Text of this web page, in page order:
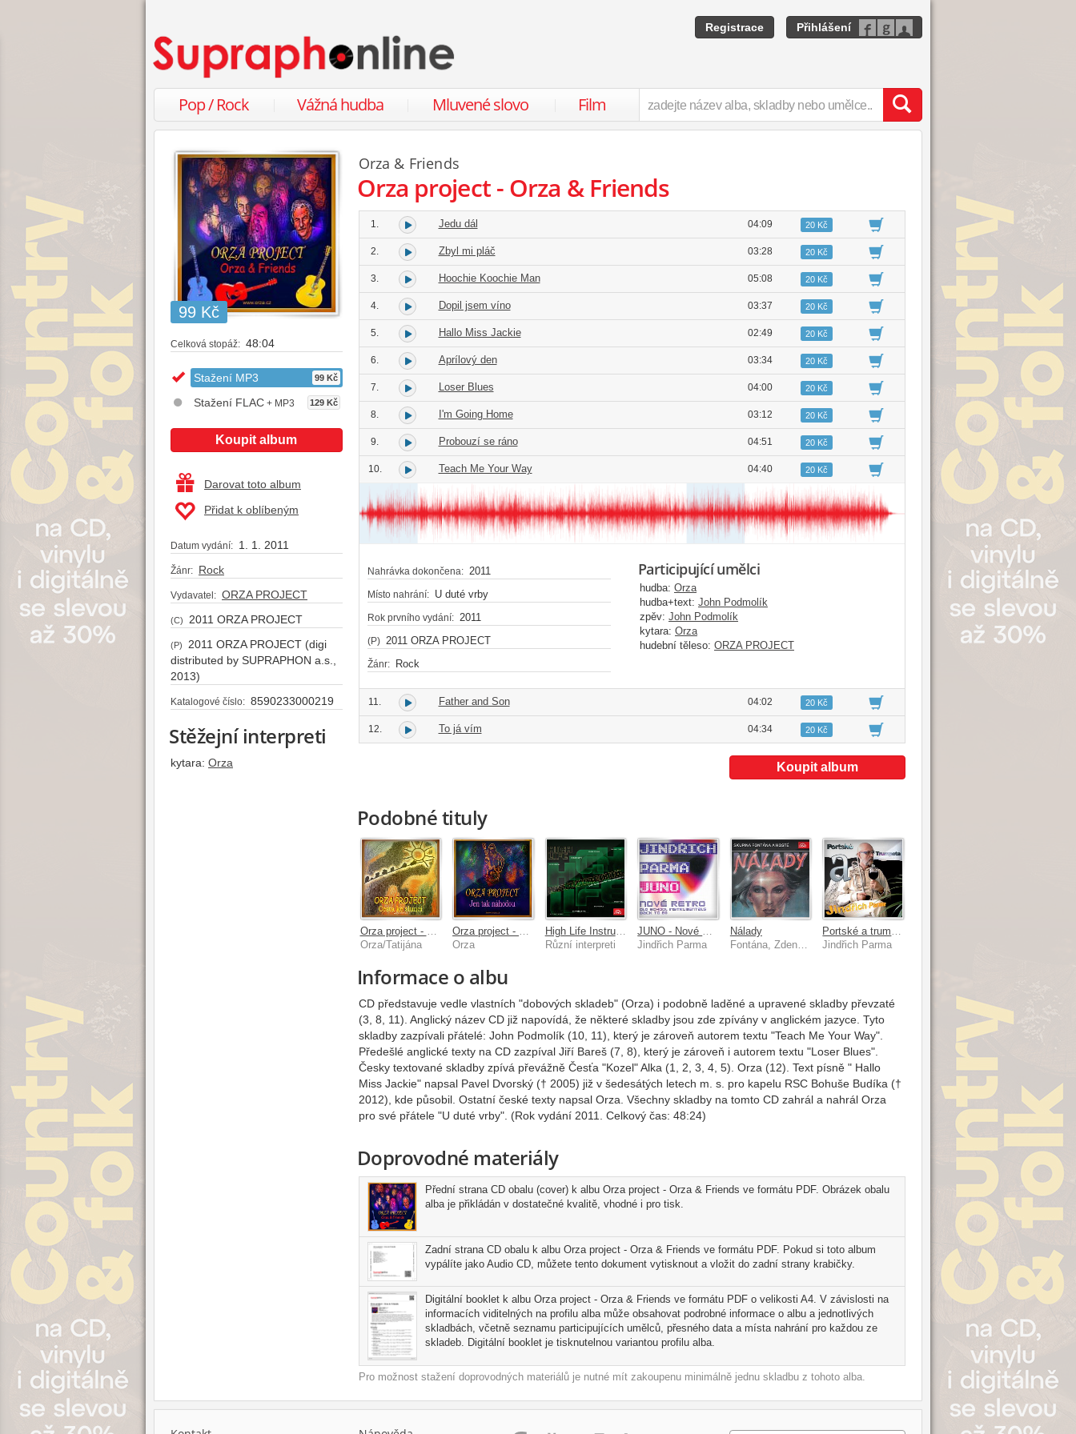
Registrace Přihlášení
Pop / Rock Vážná hudba Mluvené slovo Film
99 Kč
Celková stopáž: 48:04
Stažení MP3 99 Kč
Stažení FLAC + MP3 129 Kč
Koupit album
Darovat toto album
Přidat k oblíbeným
Datum vydání: 1. 1. 2011
Žánr: Rock
Vydavatel: ORZA PROJECT
(C) 2011 ORZA PROJECT
(P)
2011 ORZA PROJECT (digi
distributed by SUPRAPHON a.s.,
2013)
Katalogové číslo: 8590233000219
Stěžejní interpreti
kytara: Orza
Orza & Friends
Orza project - Orza & Friends
1. Jedu dál 04:09 20 Kč
2. Zbyl mi pláč 03:28 20 Kč
3. Hoochie Koochie Man 05:08 20 Kč
4. Dopil jsem víno 03:37 20 Kč
5. Hallo Miss Jackie 02:49 20 Kč
6. Aprílový den 03:34 20 Kč
7. Loser Blues 04:00 20 Kč
8. I'm Going Home 03:12 20 Kč
9. Probouzí se ráno 04:51 20 Kč
10. Teach Me Your Way 04:40 20 Kč
Nahrávka dokončena: 2011
Místo nahrání: U duté vrby
Rok prvního vydání: 2011
(P) 2011 ORZA PROJECT
Žánr: Rock
Participující umělci
hudba: Orza
hudba+text: John Podmolík
zpěv: John Podmolík
kytara: Orza
hudební těleso: ORZA PROJECT
11. Father and Son 04:02 20 Kč
12. To já vím 04:34 20 Kč
Koupit album
Podobné tituly
Orza/Tatijána
Orza
High Life Instrumental
Různí interpreti
Jindřich Parma
Nálady
Fontána, Zdeněk Nedvěd
Jindřich Parma
Informace o albu
CD představuje vedle vlastních "dobových skladeb" (Orza) i podobně laděné a upravené skladby převzaté
(3, 8, 11). Anglický název CD již napovídá, že některé skladby jsou zde zpívány v anglickém jazyce. Tyto
skladby zazpívali přátelé: John Podmolík (10, 11), který je zároveň autorem textu "Teach Me Your Way".
Předešlé anglické texty na CD zazpíval Jiří Bareš (7, 8), který je zároveň i autorem textu "Loser Blues".
Česky textované skladby zpívá převážně Česťa "Kozel" Alka (1, 2, 3, 4, 5). Orza (12). Text písně " Hallo
Miss Jackie" napsal Pavel Dvorský († 2005) již v šedesátých letech m. s. pro kapelu RSC Bohuše Budíka (†
2012), kde působil. Ostatní české texty napsal Orza. Všechny skladby na tomto CD zahrál a nahrál Orza
pro své přátele "U duté vrby". (Rok vydání 2011. Celkový čas: 48:24)
Doprovodné materiály
Přední strana CD obalu (cover) k albu Orza project - Orza & Friends ve formátu PDF. Obrázek obalu
alba je přikládán v dostatečné kvalitě, vhodné i pro tisk.
Zadní strana CD obalu k albu Orza project - Orza & Friends ve formátu PDF. Pokud si toto album
vypálíte jako Audio CD, můžete tento dokument vytisknout a vložit do zadní strany krabičky.
Digitální booklet k albu Orza project - Orza & Friends ve formátu PDF o velikosti A4. V závislosti na
informacích viditelných na profilu alba může obsahovat podrobné informace o albu a jednotlivých
skladbách, včetně seznamu participujících umělců, přesného data a místa nahrání pro každou ze
skladeb. Digitální booklet je tisknutelnou variantou profilu alba.
Pro možnost stažení doprovodných materiálů je nutné mít zakoupenu minimálně jednu skladbu z tohoto alba.